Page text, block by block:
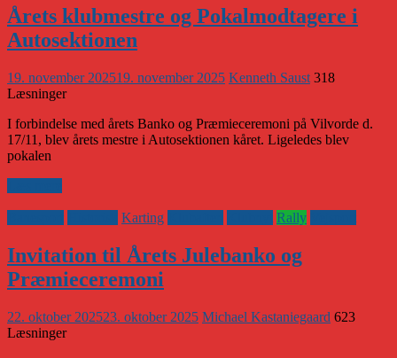
Årets klubmestre og Pokalmodtagere i
Autosektionen
19. november 202519. november 2025 Kenneth Saust 318
Læsninger
I forbindelse med årets Banko og Præmieceremoni på Vilvorde d.
17/11, blev årets mestre i Autosektionen kåret. Ligeledes blev
pokalen
Karting Rally
Invitation til Årets Julebanko og
Præmieceremoni
22. oktober 202523. oktober 2025 Michael Kastaniegaard 623
Læsninger